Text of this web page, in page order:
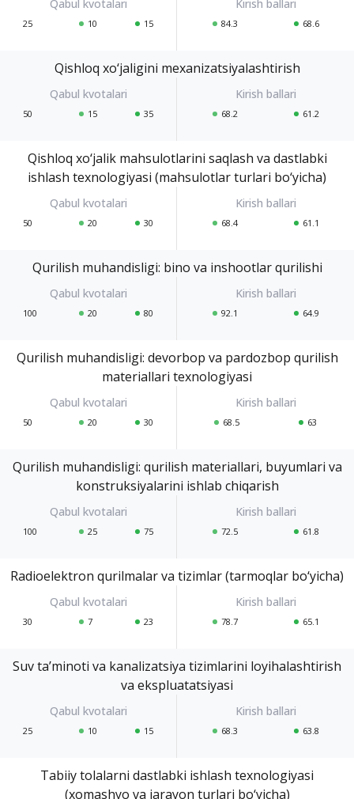
25 10 15 84.3 68.6
Qishloq xo‘jaligini mexanizatsiyalashtirish
50 15 35 68.2 61.2
Qishloq xo‘jalik mahsulotlarini saqlash va dastlabki
ishlash texnologiyasi (mahsulotlar turlari bo‘yicha)
50 20 30 68.4 61.1
Qurilish muhandisligi: bino va inshootlar qurilishi
100 20 80 92.1 64.9
Qurilish muhandisligi: devorbop va pardozbop qurilish
materiallari texnologiyasi
50 20 30 68.5 63
Qurilish muhandisligi: qurilish materiallari, buyumlari va
konstruksiyalarini ishlab chiqarish
100 25 75 72.5 61.8
Radioelektron qurilmalar va tizimlar (tarmoqlar bo‘yicha)
30 7 23 78.7 65.1
Suv ta’minoti va kanalizatsiya tizimlarini loyihalashtirish
va ekspluatatsiyasi
25 10 15 68.3 63.8
Tabiiy tolalarni dastlabki ishlash texnologiyasi
(xomashyo va jarayon turlari bo‘yicha)